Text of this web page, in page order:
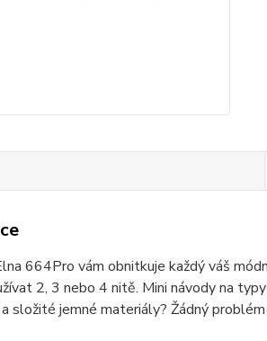
664Pro vám obnitkuje každý váš
2, 3 nebo 4 nitě. Mini návody na
složité jemné materiály? Žádný